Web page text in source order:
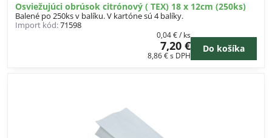
Osviežujúci obrúsok citrónový ( TEX) 18 x 12cm (250ks)
Balené po 250ks v balíku. V kartóne sú 4 balíky.
Import kód:71598
7,20 €
8,86 €s DPH
0,04 €/ ks
Do košíka